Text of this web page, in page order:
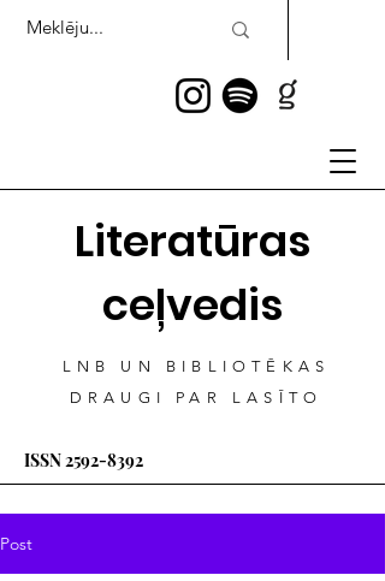
Literatūras
ceļvedis
LNB UN BIBLIOTĒKAS
DRAUGI PAR LASĪTO
ISSN2592-8392
Post